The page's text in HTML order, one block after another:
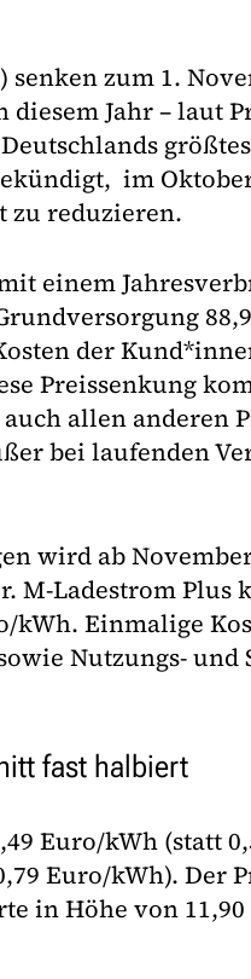
zum 1.
diesem Jahr – laut
im
zu reduzieren.
einem
der
Preissenkung
allen anderen
bei laufenden
wird ab
M-Ladestrom Plus
kWh. Einmalige
Nutzungs- und
fast halbiert
Euro/kWh (statt
Euro/kWh). Der
in Höhe von